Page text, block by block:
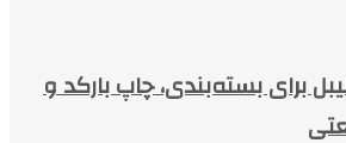
برای بسته‌بندی، چاپ بارکد و